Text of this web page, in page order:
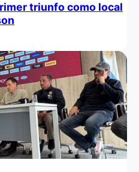
triunfo como local